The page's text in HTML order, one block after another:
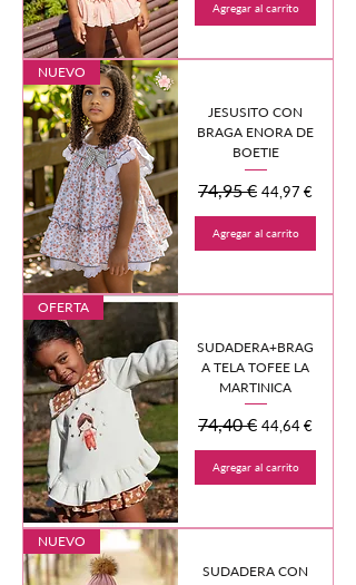
Agregar al carrito
NUEVO
JESUSITO CON
BRAGA ENORA DE
BOETIE
Precio
74,95 € Precio de oferta
44,97 €
Agregar al carrito
OFERTA
SUDADERA+BRAG
A TELA TOFEE LA
MARTINICA
Precio
74,40 € Precio de oferta
44,64 €
Agregar al carrito
NUEVO
SUDADERA CON